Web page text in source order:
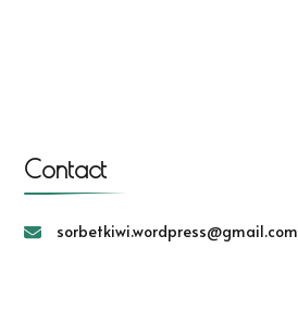
Contact
sorbetkiwi.wordpress@gmail.com